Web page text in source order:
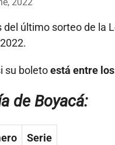
último sorteo de la
su boletoestá entre
de Boyacá:
Serie